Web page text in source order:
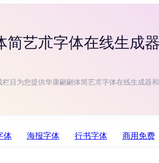
简艺朮字体在线生成
栏目为您提供华康翩翩体简艺朮字体在线生成器
体 海报字体 行书字体 商用免费